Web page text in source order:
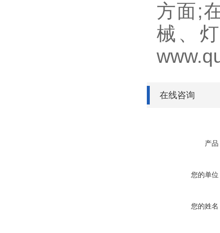
方面;
械、
在线咨询
产品
您的单位
您的姓名